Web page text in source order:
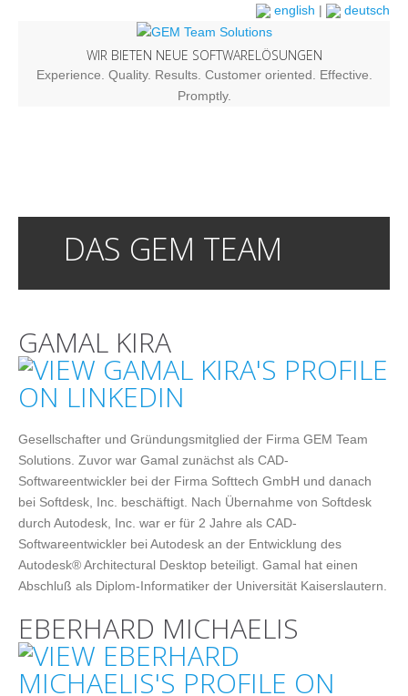
english | deutsch
WIR BIETEN NEUE SOFTWARELÖSUNGEN
Experience. Quality. Results. Customer oriented. Effective.
Promptly.
DAS GEM TEAM
GAMAL KIRA
Gesellschafter und Gründungsmitglied der Firma GEM Team
Solutions. Zuvor war Gamal zunächst als CAD-
Softwareentwickler bei der Firma Softtech GmbH und danach
bei Softdesk, Inc. beschäftigt. Nach Übernahme von Softdesk
durch Autodesk, Inc. war er für 2 Jahre als CAD-
Softwareentwickler bei Autodesk an der Entwicklung des
Autodesk® Architectural Desktop beteiligt. Gamal hat einen
Abschluß als Diplom-Informatiker der Universität Kaiserslautern.
EBERHARD MICHAELIS